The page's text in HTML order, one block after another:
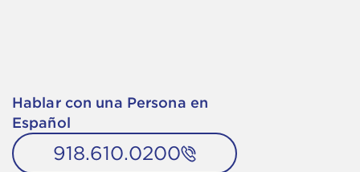
Hablar con una Persona en
Español
918.610.0200